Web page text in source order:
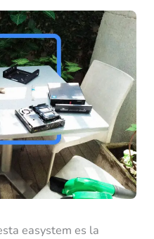
easystem es la